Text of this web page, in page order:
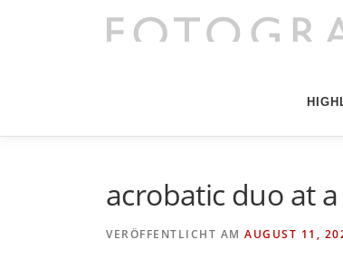
acrobatic duo at
VERÖFFENTLICHT AM AUGUST 11,